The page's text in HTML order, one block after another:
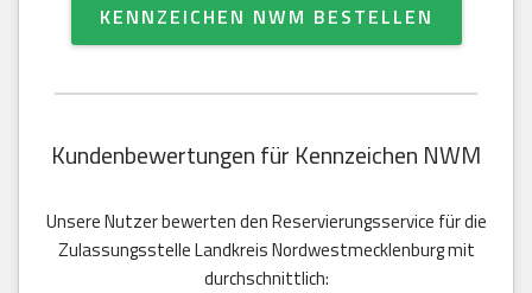
KENNZEICHEN NWM BESTELLEN
Kundenbewertungen für Kennzeichen NWM
Unsere Nutzer bewerten den Reservierungsservice für die
Zulassungsstelle Landkreis Nordwestmecklenburg mit
durchschnittlich: